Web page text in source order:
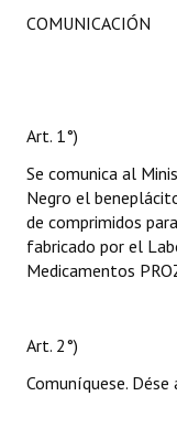
COMUNICACIÓN
Art. 1°)
Se comunica al
Negro el
de comprimidos
fabricado por el
Medicamentos
Art. 2°)
Comuníquese. Dése